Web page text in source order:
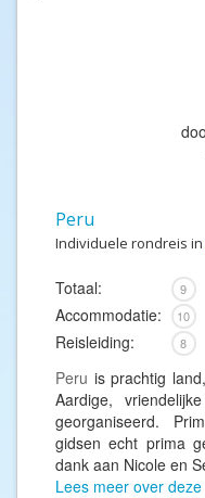
Peru
Individuele rondreis in
Totaal: 9
Accommodatie: 10
Reisleiding: 8
Peru is prachtig
Aardige,
georganiseerd.
gidsen echt prima
dank aan Nicole en
Lees meer over